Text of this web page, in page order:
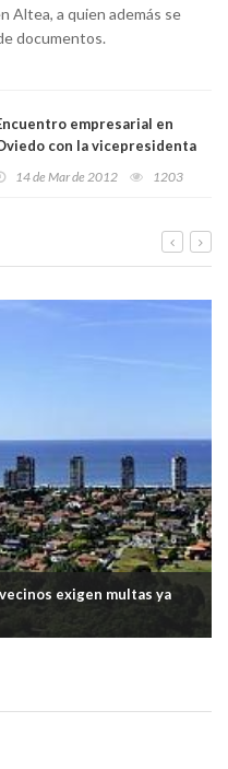
Altea, a quien además se
documentos.
empresarial en
con la vicepresidenta
14 de Mar de 2012 1203
exigen multas ya